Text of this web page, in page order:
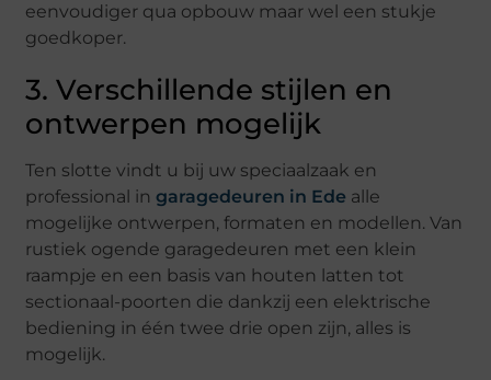
eenvoudiger qua opbouw maar wel een stukje
goedkoper.
3. Verschillende stijlen en
ontwerpen mogelijk
Ten slotte vindt u bij uw speciaalzaak en
professional ingaragedeuren in Ede alle
mogelijke ontwerpen, formaten en modellen. Van
rustiek ogende garagedeuren met een klein
raampje en een basis van houten latten tot
sectionaal-poorten die dankzij een elektrische
bediening in één twee drie open zijn, alles is
mogelijk.